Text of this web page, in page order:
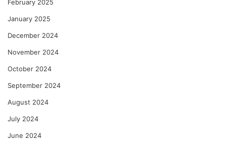
February 2025
January 2025
December 2024
November 2024
October 2024
September 2024
August 2024
July 2024
June 2024